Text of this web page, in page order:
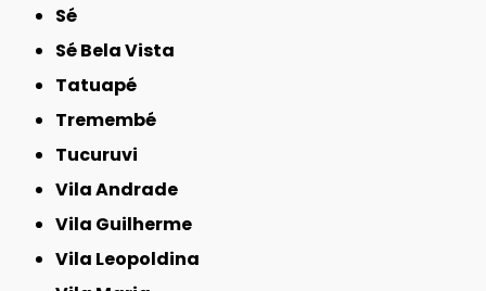
Sé
Sé Bela Vista
Tatuapé
Tremembé
Tucuruvi
Vila Andrade
Vila Guilherme
Vila Leopoldina